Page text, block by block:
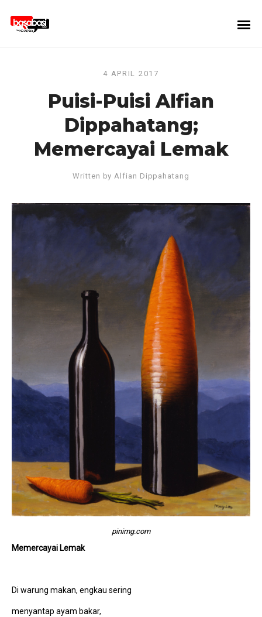
4 APRIL 2017
Puisi-Puisi Alfian
Dippahatang;
Memercayai Lemak
Written byAlfian Dippahatang
pinimg.com
Memercayai Lemak
Di warung makan, engkau sering
menyantap ayam bakar,